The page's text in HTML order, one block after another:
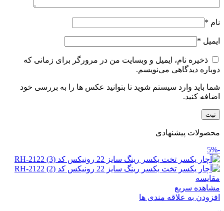
نام *
ایمیل *
ذخیره نام، ایمیل و وبسایت من در مرورگر برای زمانی که
دوباره دیدگاهی می‌نویسم.
شما باید وارد سیستم شوید تا بتوانید عکس ها را به بررسی خود
اضافه کنید.
محصولات پیشنهادی
-5%
مقایسه
مشاهده سریع
افزودن به علاقه مندی ها